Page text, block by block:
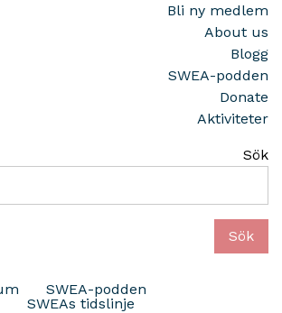
Bli ny medlem
About us
Blogg
SWEA-podden
Donate
Aktiviteter
Sök
Sök
SWEA-podden
SWEAs tidslinje